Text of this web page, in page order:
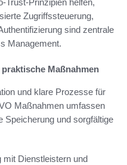
Zugriffssteuerung,
sind zentrale
Management.
Maßnahmen
und klare Prozesse für
Maßnahmen umfassen
Speicherung und sorgfältige
mit Dienstleistern und